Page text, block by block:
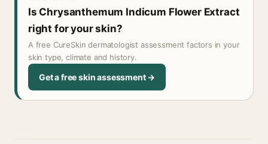
Is Chrysanthemum Indicum Flower Extract
right for your skin?
A free CureSkin dermatologist assessment factors in your
skin type, climate and history.
Get a free skin assessment →